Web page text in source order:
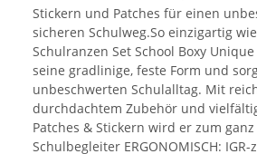
Stickern und Patches für einen
sicheren Schulweg.So einzigartig wie
Schulranzen Set School Boxy
seine gradlinige, feste Form und
unbeschwerten Schulalltag. Mit
durchdachtem Zubehör und
Patches & Stickern wird er zum
Schulbegleiter ERGONOMISCH: